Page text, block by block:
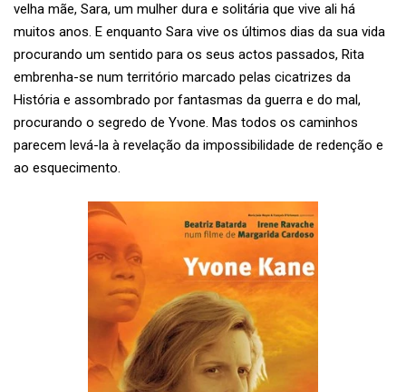
velha mãe, Sara, um mulher dura e solitária que vive ali há
muitos anos. E enquanto Sara vive os últimos dias da sua vida
procurando um sentido para os seus actos passados, Rita
embrenha-se num território marcado pelas cicatrizes da
História e assombrado por fantasmas da guerra e do mal,
procurando o segredo de Yvone. Mas todos os caminhos
parecem levá-la à revelação da impossibilidade de redenção e
ao esquecimento.